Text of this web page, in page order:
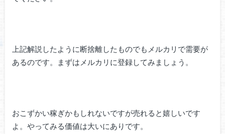
上記解説したように断捨離したものでもメルカリで需要が
あるのです。まずはメルカリに登録してみましょう。
おこずかい稼ぎかもしれないですが売れると嬉しいです
よ。やってみる価値は大いにありです。